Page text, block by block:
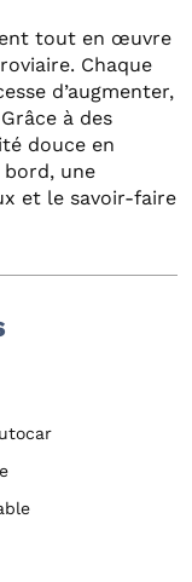
tout en œuvre
Chaque
d’augmenter,
à des
douce en
bord, une
et le savoir-faire